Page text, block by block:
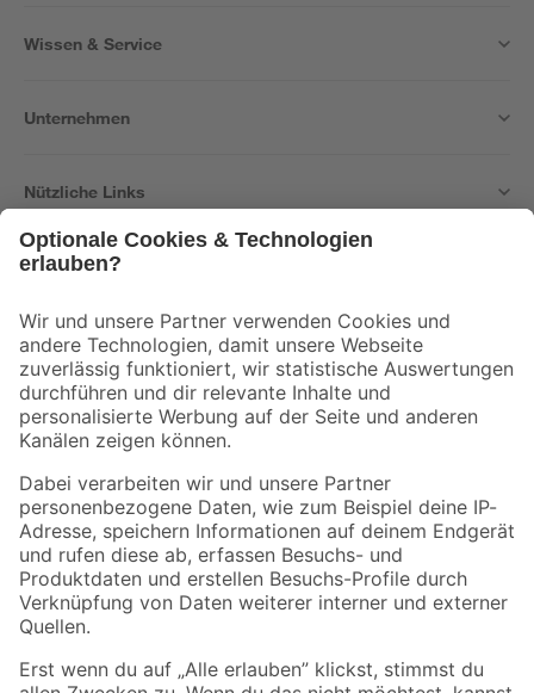
Wissen & Service
Unternehmen
Nützliche Links
Der toom Newsletter: Keine Angebote und Aktionen mehr verpassen!
Zur Newsletter Anmeldung
Folge uns
Zahlungsarten Versandarten
Sicher einkaufen